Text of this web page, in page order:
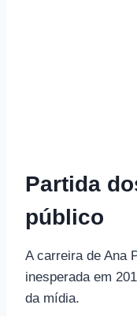
Partida
público
A carreira de Ana
inesperada em
da mídia.